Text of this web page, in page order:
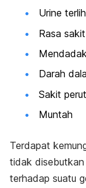
Urine
Rasa
Darah
Sakit perut
Muntah
Terdapat
tidak
terhadap suatu